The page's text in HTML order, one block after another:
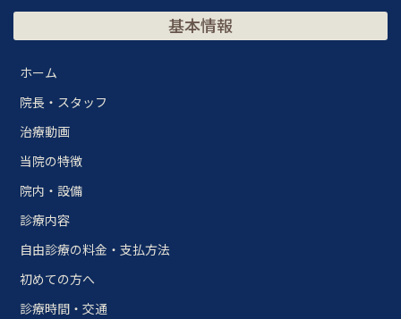
基本情報
ホーム
院長・スタッフ
治療動画
当院の特徴
院内・設備
診療内容
自由診療の料金・支払方法
初めての方へ
診療時間・交通